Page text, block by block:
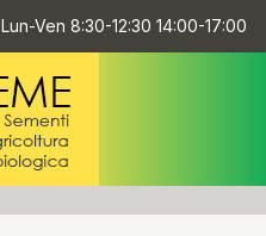
Lun-Ven 8:30-12:30 14:00-17:00